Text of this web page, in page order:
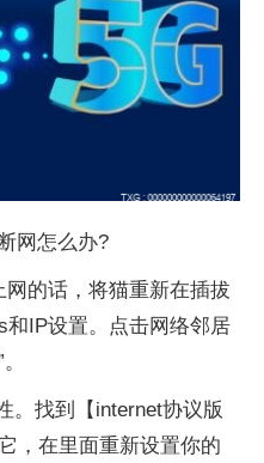
网怎么办?
的话，将猫重新在插拔
IP设置。点击网络邻居
。找到【internet协议版
，在里面重新设置你的